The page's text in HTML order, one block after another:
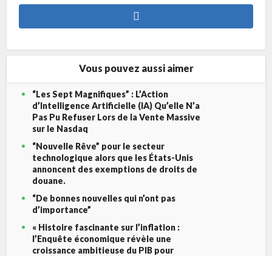
Vous pouvez aussi aimer
“Les Sept Magnifiques” : L’Action
d’Intelligence Artificielle (IA) Qu’elle N’a
Pas Pu Refuser Lors de la Vente Massive
sur le Nasdaq
“Nouvelle Rêve” pour le secteur
technologique alors que les États-Unis
annoncent des exemptions de droits de
douane.
“De bonnes nouvelles qui n’ont pas
d’importance”
« Histoire fascinante sur l’inflation :
l’Enquête économique révèle une
croissance ambitieuse du PIB pour